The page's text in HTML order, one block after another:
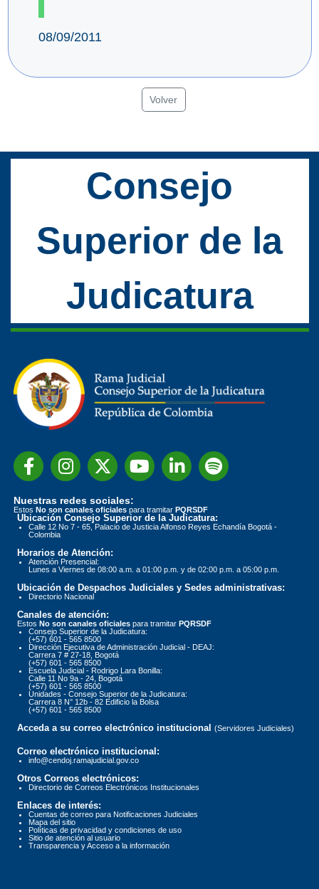
08/09/2011
Volver
Consejo
Superior de la
Judicatura
Nuestras redes sociales:
Estos No son canales oficiales para tramitar PQRSDF
Ubicación Consejo Superior de la Judicatura:
Calle 12 No 7 - 65, Palacio de Justicia Alfonso Reyes Echandía Bogotá -
Colombia
Horarios de Atención:
Atención Presencial:
Lunes a Viernes de 08:00 a.m. a 01:00 p.m. y de 02:00 p.m. a 05:00 p.m.
Ubicación de Despachos Judiciales y Sedes administrativas:
Directorio Nacional
Canales de atención:
Estos No son canales oficiales para tramitar PQRSDF
Consejo Superior de la Judicatura:
(+57) 601 - 565 8500
Dirección Ejecutiva de Administración Judicial - DEAJ:
Carrera 7 # 27-18, Bogotá
(+57) 601 - 565 8500
Escuela Judicial - Rodrigo Lara Bonilla:
Calle 11 No 9a - 24, Bogotá
(+57) 601 - 565 8500
Unidades - Consejo Superior de la Judicatura:
Carrera 8 N° 12b - 82 Edificio la Bolsa
(+57) 601 - 565 8500
Acceda a su correo electrónico institucional (Servidores Judiciales)
Correo electrónico institucional:
info@cendoj.ramajudicial.gov.co
Otros Correos electrónicos:
Directorio de Correos Electrónicos Institucionales
Enlaces de interés:
Cuentas de correo para Notificaciones Judiciales
Mapa del sitio
Políticas de privacidad y condiciones de uso
Sitio de atención al usuario
Transparencia y Acceso a la información